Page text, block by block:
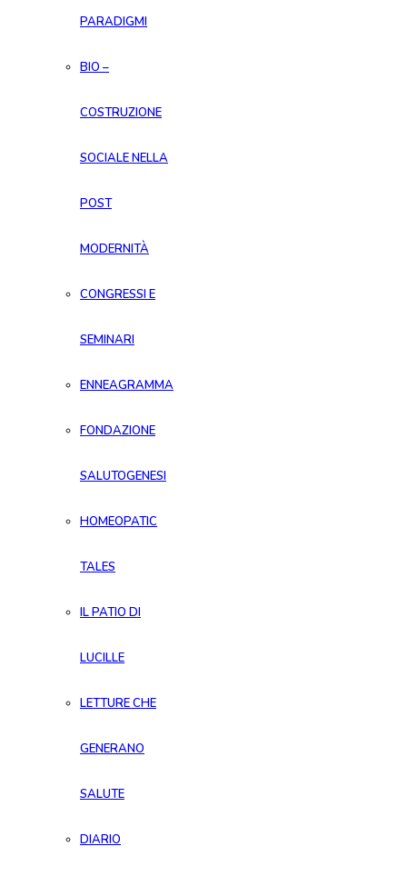
PARADIGMI
BIO –
COSTRUZIONE
SOCIALE NELLA
POST
MODERNITÀ
CONGRESSI E
SEMINARI
ENNEAGRAMMA
FONDAZIONE
SALUTOGENESI
HOMEOPATIC
TALES
IL PATIO DI
LUCILLE
LETTURE CHE
GENERANO
SALUTE
DIARIO